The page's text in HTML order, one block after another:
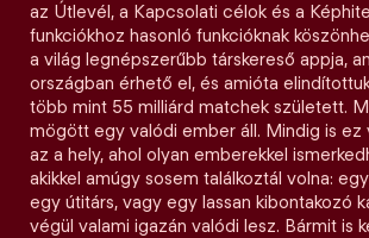
az Útlevél, a Kapcsolati célok és a
funkciókhoz hasonló funkcióknak
a világ legnépszerűbb társkereső appja,
országban érhető el, és amióta
több mint 55 milliárd matchek született.
mögött egy valódi ember áll. Mindig is ez
az a hely, ahol olyan emberekkel
akikkel amúgy sosem találkoztál volna:
egy útitárs, vagy egy lassan kibontakozó
végül valami igazán valódi lesz. Bármit is